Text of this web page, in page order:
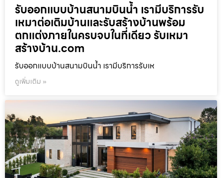
รับออกแบบบ้านสนามบินน้ำ เรามีบริการรับ
เหมาต่อเติมบ้านและรับสร้างบ้านพร้อม
ตกแต่งภายในครบจบในที่เดียว รับเหมา
สร้างบ้าน.com
รับออกแบบบ้านสนามบินน้ำ เรามีบริการรับเห
ดูเพิ่มเติม »